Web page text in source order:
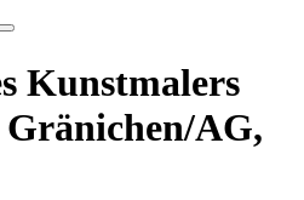
Kunstmalers
AG,